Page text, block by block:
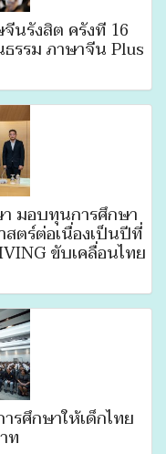
นรังสิต ครั้งที่ 16
รรม ภาษาจีน Plus
มอบทุนการศึกษา
ตร์ต่อเนื่องเป็นปีที่
ขับเคลื่อนไทย
รศึกษาให้เด็กไทย
ท